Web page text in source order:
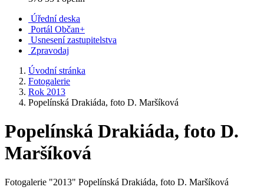
Úřední deska
Portál Občan+
Usnesení zastupitelstva
Zpravodaj
Úvodní stránka
Fotogalerie
Rok 2013
Popelínská Drakiáda, foto D. Maršíková
Popelínská Drakiáda, foto D.
Maršíková
Fotogalerie "2013" Popelínská Drakiáda, foto D. Maršíková